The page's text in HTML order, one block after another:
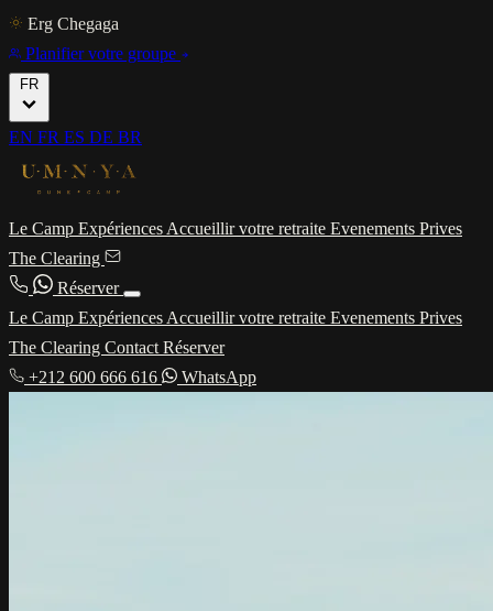
Erg Chegaga
Planifier votre groupe
FR
EN FR ES DE BR
Le Camp Expériences Accueillir votre retraite Evenements Prives
The Clearing
Réserver
Le Camp Expériences Accueillir votre retraite Evenements Prives
The Clearing Contact Réserver
+212 600 666 616
WhatsApp